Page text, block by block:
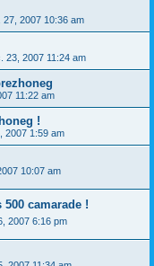
27, 2007 10:36 am
23, 2007 11:24 am
11:22 am
!
2007 1:59 am
10:07 am
camarade !
2007 6:16 pm